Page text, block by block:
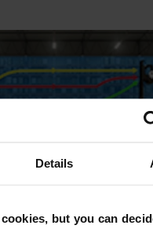
Details
but you can